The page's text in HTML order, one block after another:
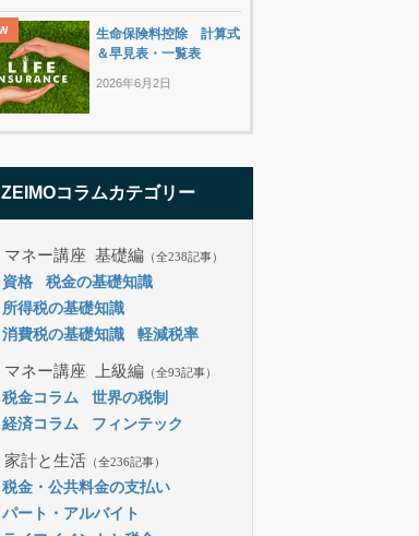
生命保険料控除 計算式
＆早見表・一覧表
2026年6月2日
ZEIMOコラムカテゴリー
マネー講座 基礎編 （全238記事）
資格
税金の基礎知識
所得税の基礎知識
消費税の基礎知識
軽減税率
マネー講座 上級編 （全93記事）
税金コラム
世界の税制
経済コラム
フィンテック
家計と生活 （全236記事）
税金・公共料金の支払い
パート・アルバイト